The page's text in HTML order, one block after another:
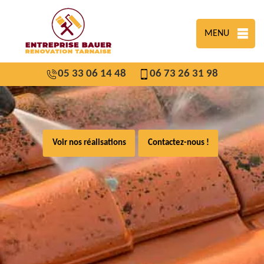
MENU
05 33 06 14 48 06 73 26 31 98
Voir nos réalisations Contactez-nous !